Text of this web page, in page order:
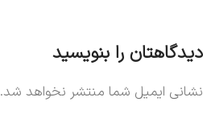
دیدگاهتان را بنویسید
نشانی ایمیل شما منتشر نخواهد شد.